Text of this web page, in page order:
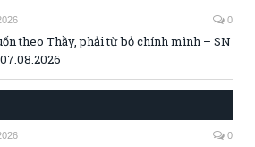
0
theo Thầy, phải từ bỏ chính mình – SN
0